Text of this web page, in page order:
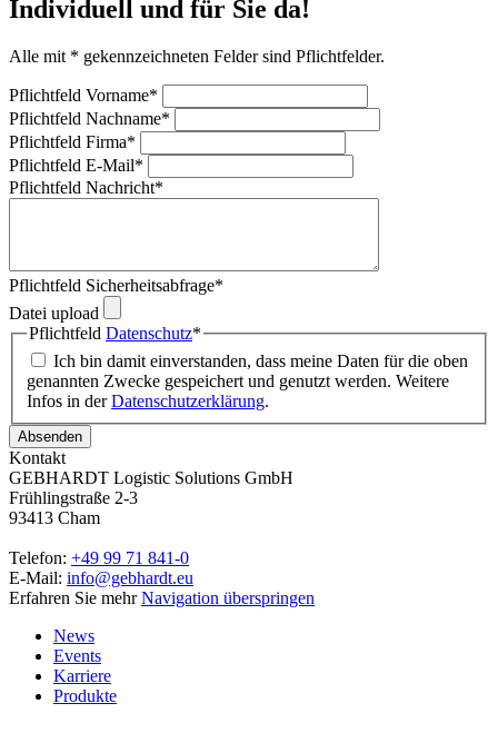
Individuell und für Sie da!
Alle mit * gekennzeichneten Felder sind Pflichtfelder.
Pflichtfeld Vorname*
Pflichtfeld Nachname*
Pflichtfeld Firma*
Pflichtfeld E-Mail*
Pflichtfeld Nachricht*
Pflichtfeld Sicherheitsabfrage*
Datei upload
Pflichtfeld Datenschutz*
Ich bin damit einverstanden, dass meine Daten für die oben
genannten Zwecke gespeichert und genutzt werden. Weitere
Infos in derDatenschutzerklärung.
Absenden
Kontakt
GEBHARDT Logistic Solutions GmbH
Frühlingstraße 2-3
93413 Cham
Telefon: +49 99 71 841-0
E-Mail: info@gebhardt.eu
Erfahren Sie mehr Navigation überspringen
News
Events
Karriere
Produkte